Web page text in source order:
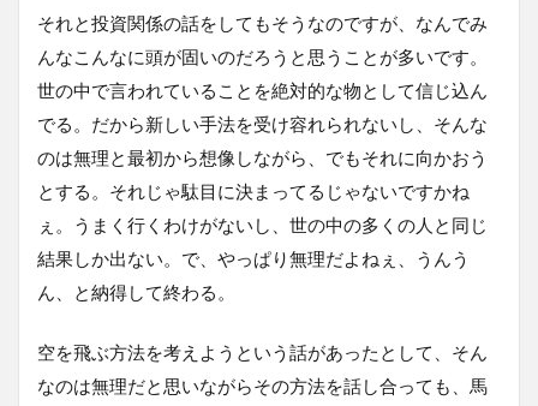
それと投資関係の話をしてもそうなのですが、なんでみ
んなこんなに頭が固いのだろうと思うことが多いです。
世の中で言われていることを絶対的な物として信じ込ん
でる。だから新しい手法を受け容れられないし、そんな
のは無理と最初から想像しながら、でもそれに向かおう
とする。それじゃ駄目に決まってるじゃないですかね
ぇ。うまく行くわけがないし、世の中の多くの人と同じ
結果しか出ない。で、やっぱり無理だよねぇ、うんう
ん、と納得して終わる。
空を飛ぶ方法を考えようという話があったとして、そん
なのは無理だと思いながらその方法を話し合っても、馬